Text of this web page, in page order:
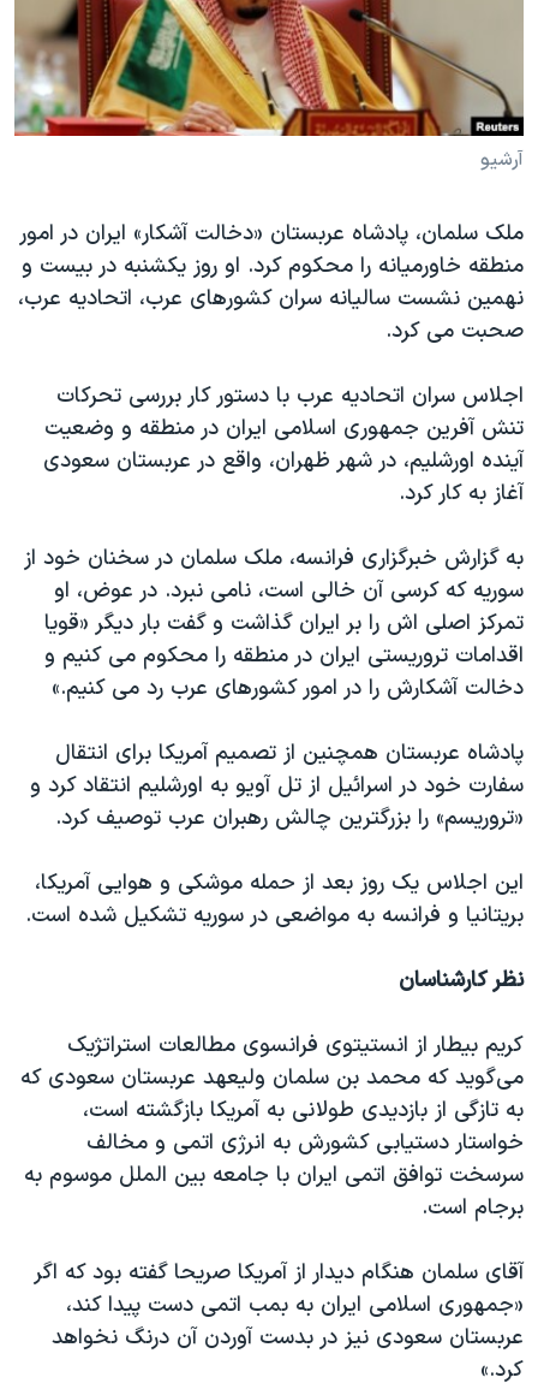
فرهنگ و زندگی
حقوق شهروندی
علم و فناوری
گالری عکس
آرشیو پخش زنده
انتخابات ریاست جمهوری آمریکا ۲۰۲۴
حمله جمهوری اسلامی به اسرائیل
رمز مهسا
اعتراضات زن، زندگی، آزادی
مجموعه مستندهای دادخواهی
تریبونال مردمی آبان ۹۸
چهل سال گروگان‌گیری
قانون شفافیت دارائی کادر رهبری ایران
اعتراضات مردمی آبان ۹۸
اسرائیل در جنگ
نرگس محمدی برنده جایزه نوبل صلح
همایش محافظه‌کاران آمریکا «سی‌پک»
صفحه‌های ویژه
آرشیو
ملک سلمان، پادشاه عربستان «دخالت آشکار» ایران در امور
منطقه خاورمیانه را محکوم کرد. او روز یکشنبه در بیست و
نهمین نشست سالیانه سران کشورهای عرب، اتحادیه عرب،
صحبت می کرد.
اجلاس سران اتحادیه عرب با دستور کار بررسی تحرکات
تنش آفرین جمهوری اسلامی ایران در منطقه و وضعیت
آینده اورشلیم، در شهر ظهران، واقع در عربستان سعودی
آغاز به کار کرد.
به گزارش خبرگزاری فرانسه، ملک سلمان در سخنان خود از
سوریه که کرسی آن خالی است، نامی نبرد. در عوض، او
تمرکز اصلی اش را بر ایران گذاشت و گفت بار دیگر «قویا
اقدامات تروریستی ایران در منطقه را محکوم می کنیم و
دخالت آشکارش را در امور کشورهای عرب رد می کنیم.»
پادشاه عربستان همچنین از تصمیم آمریکا برای انتقال
سفارت خود در اسرائیل از تل آویو به اورشلیم انتقاد کرد و
«تروریسم» را بزرگترین چالش رهبران عرب توصیف کرد.
این اجلاس یک روز بعد از حمله موشکی و هوایی آمریکا،
بریتانیا و فرانسه به مواضعی در سوریه تشکیل شده است.
نظر کارشناسان
کریم بیطار از انستیتوی فرانسوی مطالعات استراتژیک
می‌گوید که محمد بن سلمان ولیعهد عربستان سعودی که
به تازگی از بازدیدی طولانی به آمریکا بازگشته است،
خواستار دستیابی کشورش به انرژی اتمی و مخالف
سرسخت توافق اتمی ایران با جامعه بین الملل موسوم به
برجام است.
آقای سلمان هنگام دیدار از آمریکا صریحا گفته بود که اگر
«جمهوری اسلامی ایران به بمب اتمی دست پیدا کند،
عربستان سعودی نیز در بدست آوردن آن درنگ نخواهد
کرد.»